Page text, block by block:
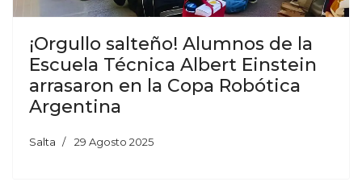
¡Orgullo salteño! Alumnos de la
Escuela Técnica Albert Einstein
arrasaron en la Copa Robótica
Argentina
Salta 29 Agosto 2025